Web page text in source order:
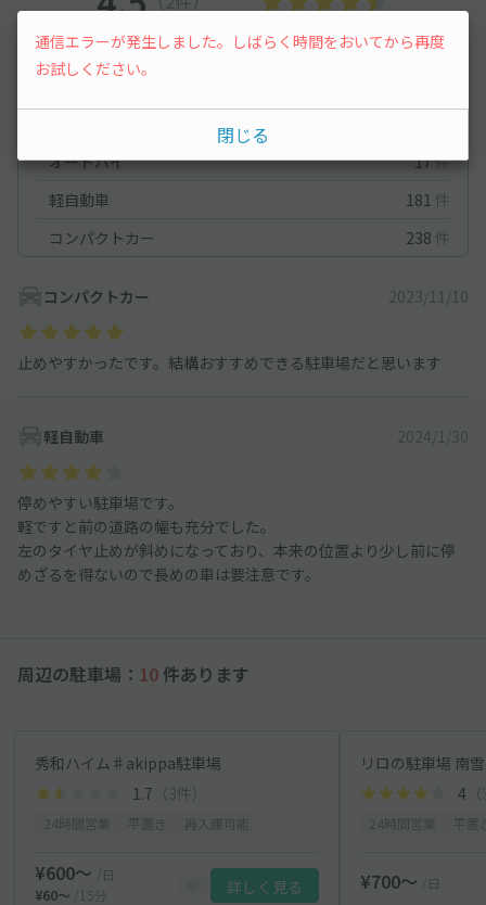
満足度
オートバイ
17件
軽自動車
181 件
コンパクトカー
238 件
コンパクトカー 2023/11/10
止めやすかったです。結構おすすめできる駐車場だと思います
軽自動車 2024/1/30
停めやすい駐車場です。
軽ですと前の道路の幅も充分でした。
左のタイヤ止めが斜めになっており、本来の位置より少し前に停
めざるを得ないので長めの車は要注意です。
周辺の駐車場： 10 件あります
秀和ハイム♯akippa駐車場
1.7 （3件）
¥600〜
/日
¥60〜
/15分 詳しく見る
リロの駐車場 南
4
¥700〜 /日
通信エラーが発生しました。しばらく時間をおいてから再度
お試しください。
閉じる